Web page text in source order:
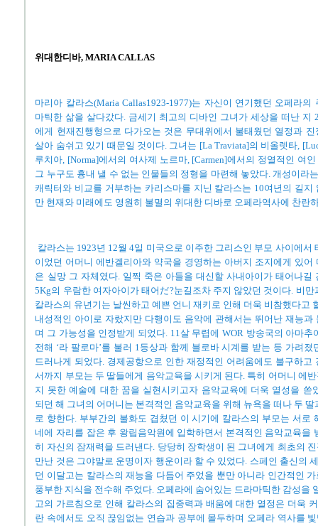
위대한디바, MARIA CALLAS
마리아 칼라스(Maria Callas1923-1977)는 자신이 연기했던 오페라의
마틱한 삶을 살다갔다. 금세기 최고의 디바인 그녀가 세상을 떠난 지
에게 현재진행형으로 다가오는 것은 무대위에서 불태웠던 열정과
살아 숨쉬고 있기 때문일 것이다. 그녀는 [La Traviata]의 비올렛타,
루치아, [Norma]에서의 여사제 노르마, [Carmen]에서의 정열적인 여
그 누구도 흉내 낼 수 없는 인물들의 정형을 마련해 놓았다. 개성이라
캐릭터와 비교를 거부하는 카리스마를 지닌 칼라스는 10여년의 길지
만 현재와 미래에도 영원히 불멸의 위대한 디바로 오페라역사에 찬란
칼라스는 1923년 12월 4일 미국으로 이주한 그리스인 부모 사이에서
이었던 어머니 에반겔리아와 약국을 경영하는 아버지 조지에게 있어
은 실망 그 자체였다. 일찍 죽은 아들을 대신할 사내아이가 태어나길
5Kg의 우람한 여자아이가 태어だ?눈길조차 주지 않았던 것이다. 비
칼라스의 유년기는 날씬하고 예쁜 언니 재키로 인해 더욱 비참했다고
내성적인 아이로 자랐지만 다행이도 음악에 관해서는 뛰어난 재능과
며 그 가능성을 인정받게 되었다. 11살 무렵에 WOR 방송국의 아마추
전해 ‘라 팔로마’를 불러 1등상과 함께 블로바 시계를 받는 등 가려졌
드러나게 되었다. 경제공항으로 인한 재정적인 어려움에도 불구하고
서까지 부모는 두 딸들에게 음악교육을 시키게 된다. 특히 어머니 에
지 못한 예술에 대한 꿈을 실현시키고자 음악교육에 더욱 열성을 쏟
되던 해 그녀의 어머니는 본격적인 음악교육을 위해 뉴욕을 떠나 두
로 향한다. 부부간의 불화도 겹쳤던 이 시기에 칼라스의 부모는 서로
네에 자리를 잡은 후 왕립음악원에 입학하면서 본격적인 음악교육을
히 자신의 잠재력을 드러낸다. 당당히 장학생이 된 그녀에게 최초의
만난 것은 그야말로 운명이자 행운이라 할 수 있었다. 스페인 출신의
던 이달고는 칼라스의 재능을 다듬어 주었을 뿐만 아니라 인간적인
풍부한 지식을 전수해 주었다. 오페라에 숨어있는 드라마틱한 감성을
고의 가르침으로 인해 칼라스의 집중력과 배움에 대한 열정은 더욱
란 속에서도 오직 끊임없는 연습과 공부에 몰두하며 오페라 역사를 빛